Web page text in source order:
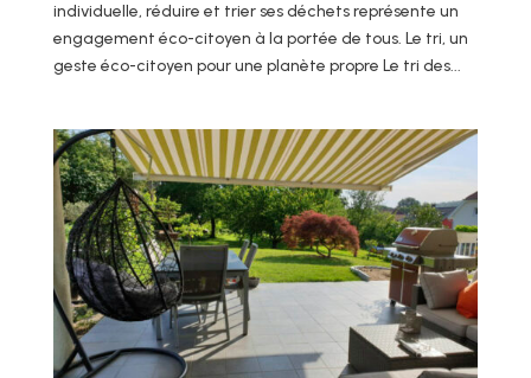
individuelle, réduire et trier ses déchets représente un
engagement éco-citoyen à la portée de tous. Le tri, un
geste éco-citoyen pour une planète propre Le tri des...